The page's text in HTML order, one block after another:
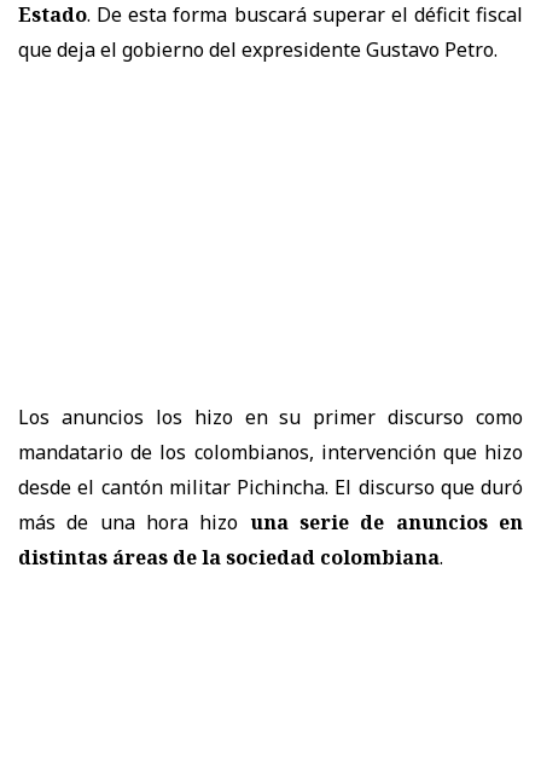
Estado. De esta forma buscará superar el déficit fiscal
que deja el gobierno del expresidente Gustavo Petro.
Los anuncios los hizo en su primer discurso como
mandatario de los colombianos, intervención que hizo
desde el cantón militar Pichincha. El discurso que duró
más de una hora hizo una serie de anuncios en
distintas áreas de la sociedad colombiana.